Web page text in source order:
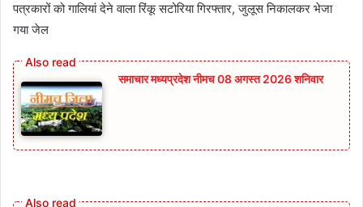
पत्रकारों को गालियां देने वाला रिंकू सटोरिया गिरफ्तार, जुलूस निकालकर भेजा
गया जेल
समाचार मध्यप्रदेश नीमच 08 अगस्त 2026 शनिवार